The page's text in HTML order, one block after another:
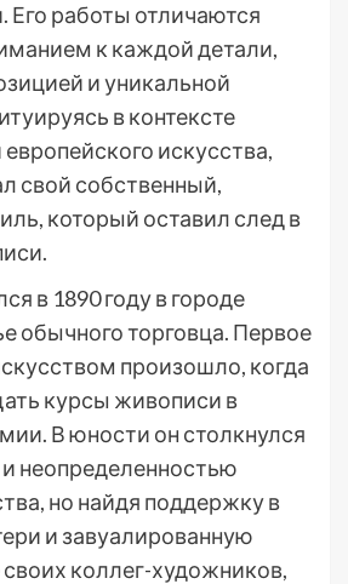
работы отличаются
к каждой детали,
и уникальной
в контексте
европейского искусства,
свой собственный,
который оставил след в
в 1890 году в городе
обычного торговца. Первое
произошло, когда
курсы живописи в
В юности он столкнулся
неопределенностью
но найдя поддержку в
и завуалированную
своих коллег-художников,